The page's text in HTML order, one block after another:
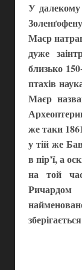
У далекому
Маєр
дуже
близько
птахів
Маєр
же таки
у тій же
в пір’ї, а
на той